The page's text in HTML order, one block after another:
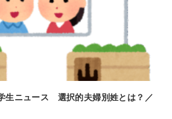
ニュース 選択的夫婦別姓とは？／